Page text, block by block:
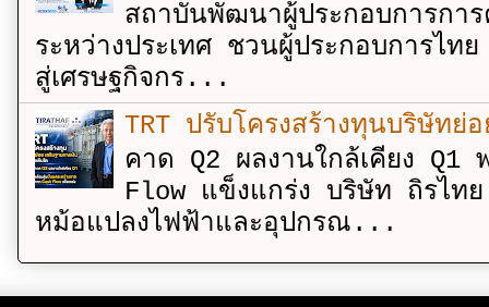
สถาบันพัฒนาผู้ประกอบการกา
ระหว่างประเทศ ชวนผู้ประกอบการไท
สู่เศรษฐกิจกร...
TRT ปรับโครงสร้างทุนบริษัทย่
คาด Q2 ผลงานใกล้เคียง Q1
Flow แข็งแกร่ง บริษัท ถิรไ
หม้อแปลงไฟฟ้าและอุปกรณ...